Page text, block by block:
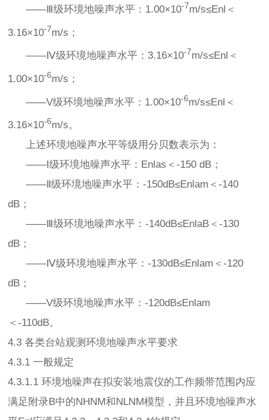
——Ⅲ级环境地噪声水平：1.00×10-7m/s≤Enl＜
3.16×10-7m/s；
——Ⅳ级环境地噪声水平：3.16×10-7m/s≤Enl＜
1.00×10-6m/s；
——V级环境地噪声水平：1.00×10-6m/s≤Enl＜
3.16×10-6m/s。
上述环境地噪声水平等级用分贝数表示为：
——Ⅰ级环境地噪声水平：Enlas＜-150 dB；
——Ⅱ级环境地噪声水平：-150dB≤Enlam＜-140
dB；
——Ⅲ级环境地噪声水平：-140dB≤EnlaB＜-130
dB；
——Ⅳ级环境地噪声水平：-130dB≤Enlam＜-120
dB；
——V级环境地噪声水平：-120dB≤Enlam
＜-110dB。
4.3 各类台站观测环境地噪声水平要求
4.3.1 一般规定
4.3.1.1 环境地噪声在拟安装地震仪的工作频带范围内应
满足附录B中的NHNM和NLNM模型，并且环境地噪声水